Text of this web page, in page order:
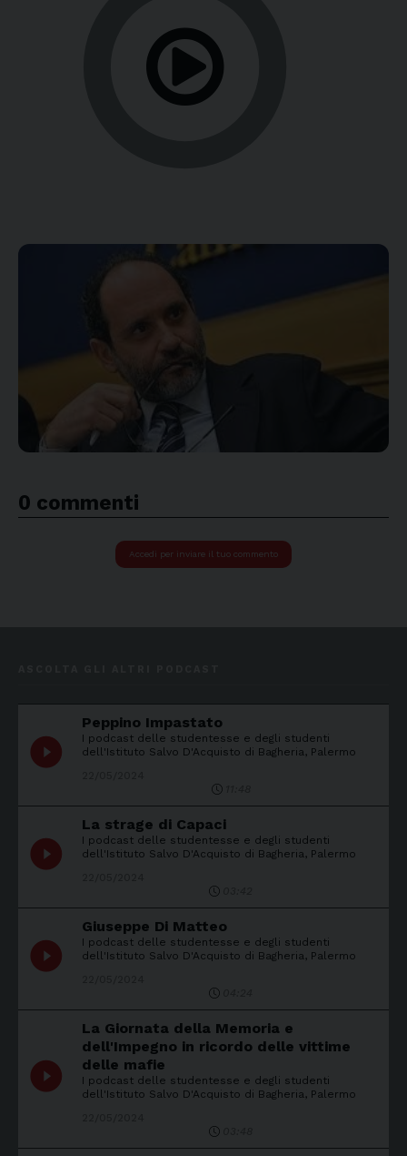
0 commenti
Accedi per inviare il tuo commento
play_circle_filled
Peppino Impastato
I podcast delle studentesse e degli studenti
dell'Istituto Salvo D'Acquisto di Bagheria, Palermo
play_circle_filled
La strage di Capaci
I podcast delle studentesse e degli studenti
dell'Istituto Salvo D'Acquisto di Bagheria, Palermo
play_circle_filled
Giuseppe Di Matteo
I podcast delle studentesse e degli studenti
dell'Istituto Salvo D'Acquisto di Bagheria, Palermo
play_circle_filled
La Giornata della Memoria e
dell'Impegno in ricordo delle vittime
delle mafie
I podcast delle studentesse e degli studenti
dell'Istituto Salvo D'Acquisto di Bagheria, Palermo